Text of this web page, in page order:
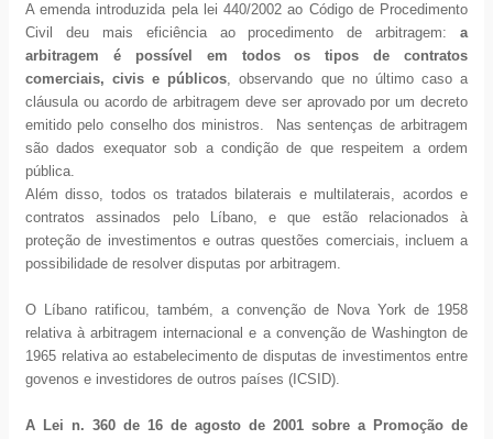
A emenda introduzida pela lei 440/2002 ao Código de Procedimento
Civil deu mais eficiência ao procedimento de arbitragem: a
arbitragem é possível em todos os tipos de contratos
comerciais, civis e públicos, observando que no último caso a
cláusula ou acordo de arbitragem deve ser aprovado por um decreto
emitido pelo conselho dos ministros. Nas sentenças de arbitragem
são dados exequator sob a condição de que respeitem a ordem
pública.
Além disso, todos os tratados bilaterais e multilaterais, acordos e
contratos assinados pelo Líbano, e que estão relacionados à
proteção de investimentos e outras questões comerciais, incluem a
possibilidade de resolver disputas por arbitragem.
O Líbano ratificou, também, a convenção de Nova York de 1958
relativa à arbitragem internacional e a convenção de Washington de
1965 relativa ao estabelecimento de disputas de investimentos entre
govenos e investidores de outros países (ICSID).
A Lei n. 360 de 16 de agosto de 2001 sobre a Promoção de